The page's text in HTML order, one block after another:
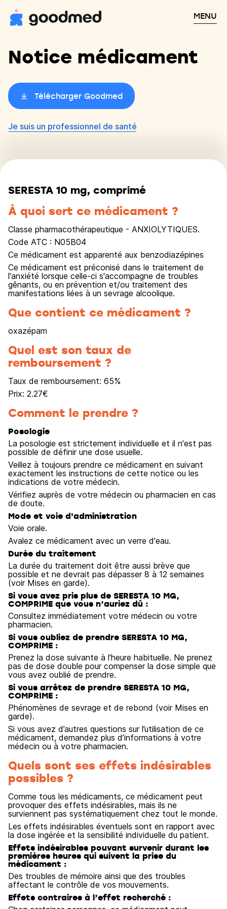
MENU
Notice médicament
Télécharger Goodmed
Je suis un professionnel de santé
SERESTA 10 mg, comprimé
À quoi sert ce médicament ?
Classe pharmacothérapeutique - ANXIOLYTIQUES.
Code ATC : N05B04
Ce médicament est apparenté aux benzodiazépines
Ce médicament est préconisé dans le traitement de
l'anxiété lorsque celle-ci s'accompagne de troubles
gênants, ou en prévention et/ou traitement des
manifestations liées à un sevrage alcoolique.
Que contient ce médicament ?
oxazépam
Quel est son taux de
remboursement ?
Taux de remboursement: 65%
Prix: 2.27€
Comment le prendre ?
Posologie
La posologie est strictement individuelle et il n'est pas
possible de définir une dose usuelle.
Veillez à toujours prendre ce médicament en suivant
exactement les instructions de cette notice ou les
indications de votre médecin.
Vérifiez auprès de votre médecin ou pharmacien en cas
de doute.
Mode et voie d'administration
Voie orale.
Avalez ce médicament avec un verre d'eau.
Durée du traitement
La durée du traitement doit être aussi brève que
possible et ne devrait pas dépasser 8 à 12 semaines
(voir Mises en garde).
Si vous avez pris plus de SERESTA 10 MG,
COMPRIME que vous n’auriez dû :
Consultez immédiatement votre médecin ou votre
pharmacien.
Si vous oubliez de prendre SERESTA 10 MG,
COMPRIME :
Prenez la dose suivante à l'heure habituelle. Ne prenez
pas de dose double pour compenser la dose simple que
vous avez oublié de prendre.
Si vous arrêtez de prendre SERESTA 10 MG,
COMPRIME :
Phénomènes de sevrage et de rebond (voir Mises en
garde).
Si vous avez d’autres questions sur l’utilisation de ce
médicament, demandez plus d’informations à votre
médecin ou à votre pharmacien.
Quels sont ses effets indésirables
possibles ?
Comme tous les médicaments, ce médicament peut
provoquer des effets indésirables, mais ils ne
surviennent pas systématiquement chez tout le monde.
Les effets indésirables éventuels sont en rapport avec
la dose ingérée et la sensibilité individuelle du patient.
Effets indésirables pouvant survenir durant les
premières heures qui suivent la prise du
médicament :
Des troubles de mémoire ainsi que des troubles
affectant le contrôle de vos mouvements.
Effets contraires à l’effet recherché :